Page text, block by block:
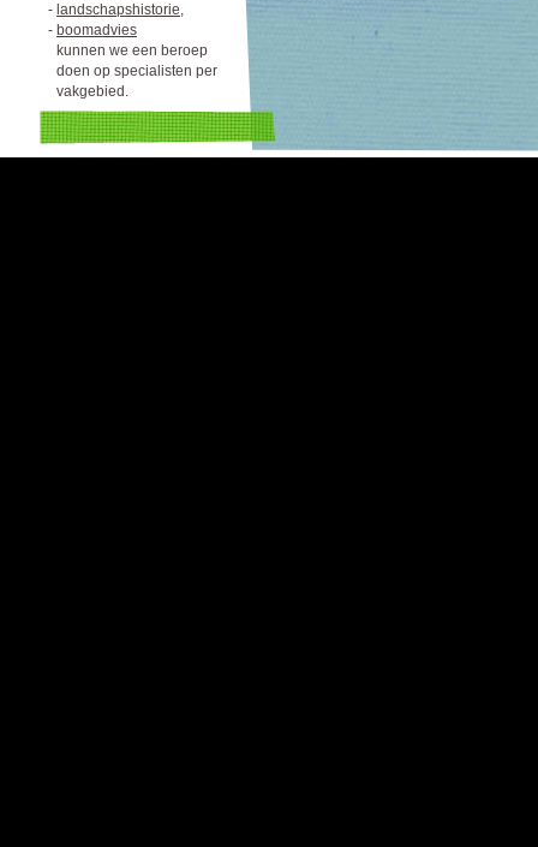
- landschapshistorie,
- boomadvies
kunnen we een beroep
doen op specialisten per
vakgebied.